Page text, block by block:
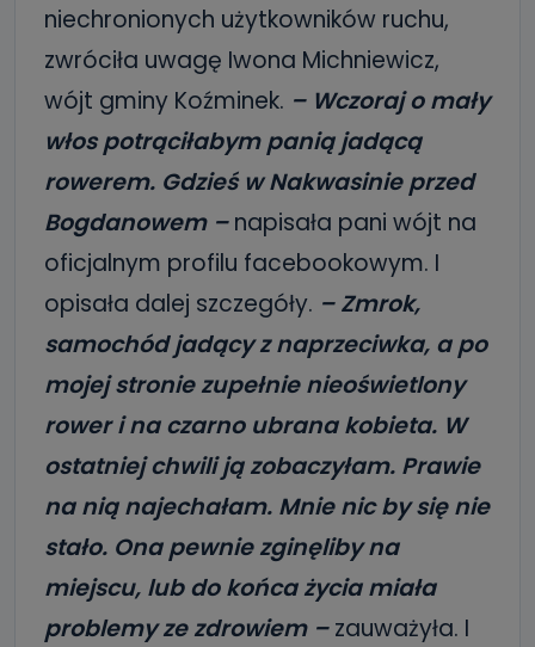
niechronionych użytkowników ruchu,
zwróciła uwagę Iwona Michniewicz,
wójt gminy Koźminek. – Wczoraj o mały
włos potrąciłabym panią jadącą
rowerem. Gdzieś w Nakwasinie przed
Bogdanowem –napisała pani wójt na
oficjalnym profilu facebookowym. I
opisała dalej szczegóły. – Zmrok,
samochód jadący z naprzeciwka, a po
mojej stronie zupełnie nieoświetlony
rower i na czarno ubrana kobieta. W
ostatniej chwili ją zobaczyłam. Prawie
na nią najechałam. Mnie nic by się nie
stało. Ona pewnie zginęliby na
miejscu, lub do końca życia miała
problemy ze zdrowiem –zauważyła. I